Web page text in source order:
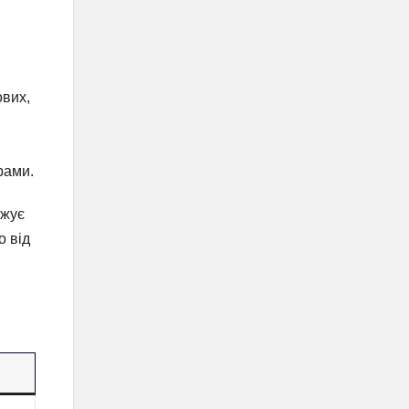
від